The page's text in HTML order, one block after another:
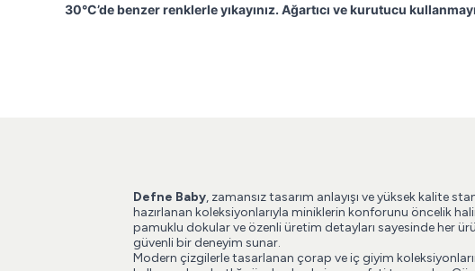
30°C’de benzer renklerle yıkayınız. Ağartıcı ve kurutucu
Defne Baby, zamansız tasarım anlayışı ve yüksek kalite
hazırlanan koleksiyonlarıyla miniklerin konforunu öncelik
pamuklu dokular ve özenli üretim detayları sayesinde her
güvenli bir deneyim sunar.
Modern çizgilerle tasarlanan çorap ve iç giyim